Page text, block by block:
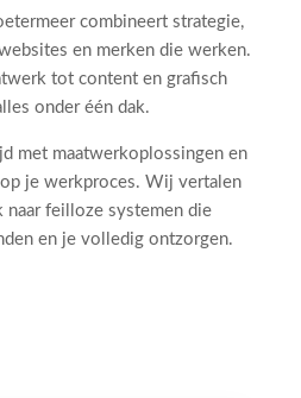
combineert strategie,
en merken die werken.
tot content en grafisch
onder één dak.
met maatwerkoplossingen en
je werkproces. Wij vertalen
naar feilloze systemen die
en je volledig ontzorgen.